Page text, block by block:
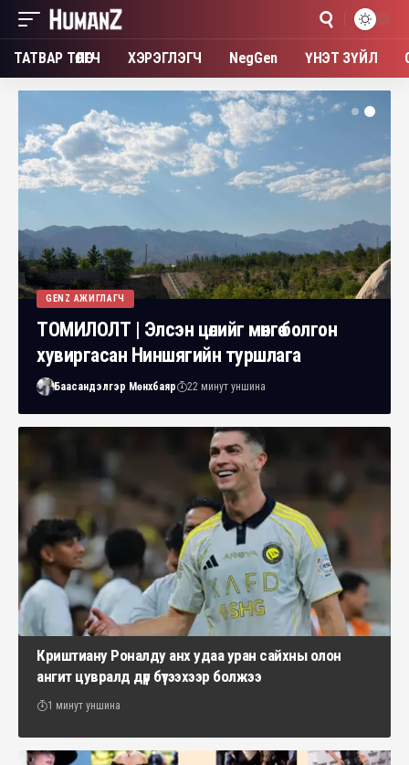
ТАТВАР ТӨЛӨГЧ ХЭРЭГЛЭГЧ NegGen ҮНЭТ ЗҮЙЛ
GENZ АЖИГЛАГЧ
ТОМИЛОЛТ | Элсэн цөлийг мөнгө болгон
хувиргасан Ниншягийн туршлага
Баасандэлгэр Мөнхбаяр 22 минут уншина
Криштиану Роналду анх удаа уран сайхны олон
ангит цувралд дүр бүтээхээр болжээ
1 минут уншина